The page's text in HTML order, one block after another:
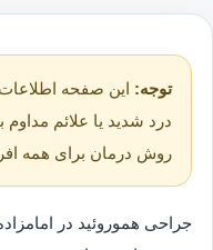
توجه: این صفحه
درد شدید یا علائم
روش درمان برای همه
جراحی هموروئید در